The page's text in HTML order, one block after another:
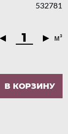
532781
м³
В КОРЗИНУ